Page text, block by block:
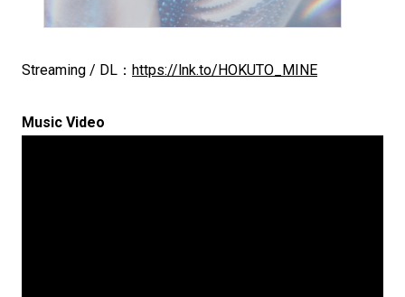
Streaming / DL： https://lnk.to/HOKUTO_MINE
Music Video